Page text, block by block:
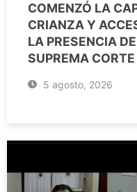
COMENZÓ LA
CRIANZA Y
LA PRESENCIA
SUPREMA
5 agosto, 2026